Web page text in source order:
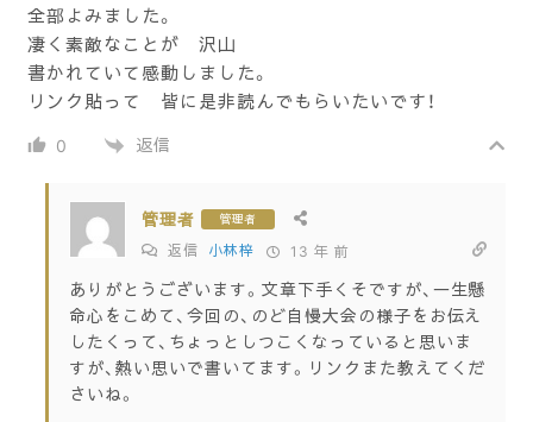
全部よみました。
凄く素敵なことが 沢山
書かれていて感動しました。
リンク貼って 皆に是非読んでもらいたいです！
0 返信
管理者 管理者
返信 小林梓 13 年 前
ありがとうございます。文章下手くそですが、一生懸
命心をこめて、今回の、のど自慢大会の様子をお伝え
したくって、ちょっとしつこくなっていると思いま
すが、熱い思いで書いてます。リンクまた教えてくだ
さいね。